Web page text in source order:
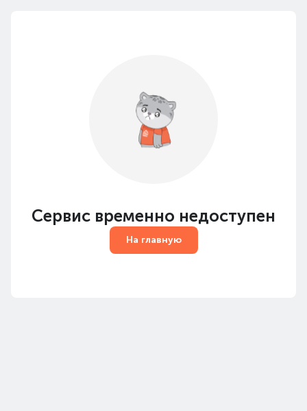
Сервис временно недоступен
На главную